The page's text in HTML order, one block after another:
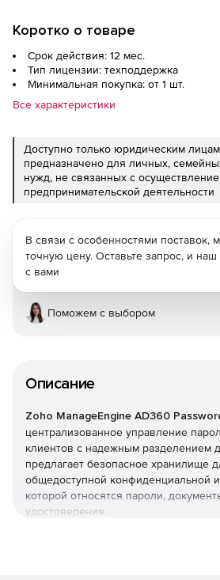
Коротко о товаре
Срок действия: 12 мес.
Тип лицензии: техподдержка
Минимальная покупка: от 1 шт.
Все характеристики
Доступно только юридическим
предназначено для личных,
нужд, не связанных с
предпринимательской деятельности
Описание
Zoho ManageEngine AD360
централизованное управление
клиентов с надежным разделением
предлагает безопасное хранилище
общедоступной конфиденциальной
которой относятся пароли,
удостоверения.
В связи с особенностями поставок,
точную цену. Оставьте запрос, и
с вами
Поможем с выбором